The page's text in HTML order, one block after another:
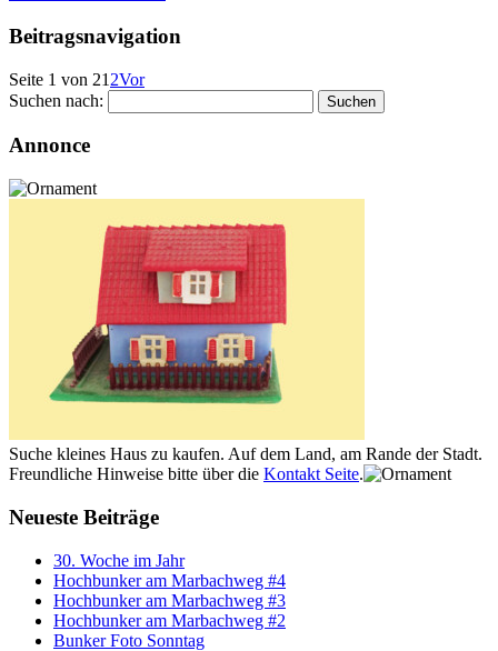
Beitragsnavigation
Seite 1 von 21 2Vor
Suchen nach:
Annonce
Suche kleines Haus zu kaufen. Auf dem Land, am Rande der Stadt.
Freundliche Hinweise bitte über die Kontakt Seite.
Neueste Beiträge
30. Woche im Jahr
Hochbunker am Marbachweg #4
Hochbunker am Marbachweg #3
Hochbunker am Marbachweg #2
Bunker Foto Sonntag